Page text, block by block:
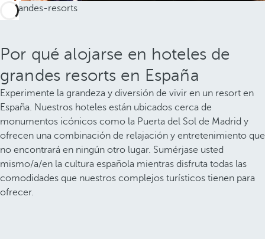
Por qué alojarse en hoteles de
grandes resorts en España
Experimente la grandeza y diversión de vivir en un resort en
España. Nuestros hoteles están ubicados cerca de
monumentos icónicos como la Puerta del Sol de Madrid y
ofrecen una combinación de relajación y entretenimiento que
no encontrará en ningún otro lugar. Sumérjase usted
mismo/a/en la cultura española mientras disfruta todas las
comodidades que nuestros complejos turísticos tienen para
ofrecer.